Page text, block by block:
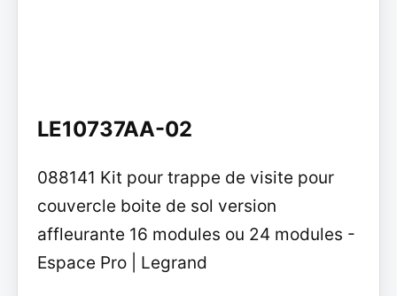
LE10737AA-02
088141 Kit pour trappe de visite pour
couvercle boite de sol version
affleurante 16 modules ou 24 modules -
Espace Pro | Legrand